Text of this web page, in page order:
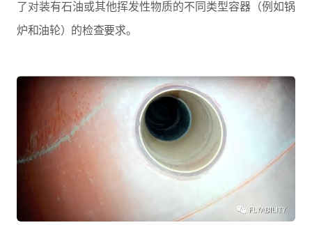
了对装有石油或其他挥发性物质的不同类型容器（例如锅
炉和油轮）的检查要求。